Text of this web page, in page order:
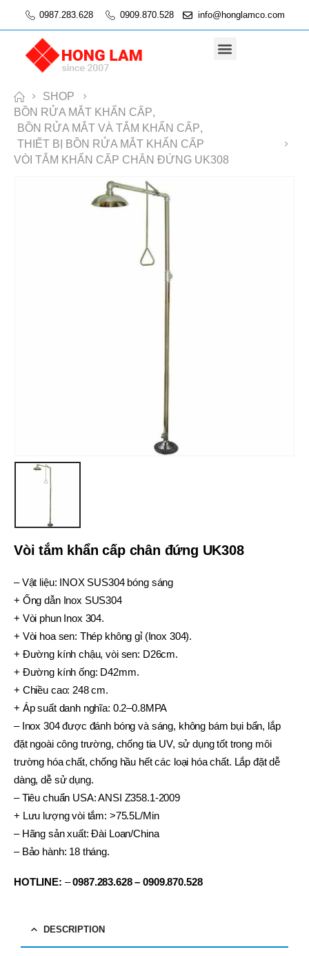
0987.283.628 0909.870.528 info@honglamco.com
SHOP
BỒN RỬA MẮT KHẨN CẤP,
BỒN RỬA MẮT VÀ TẮM KHẨN CẤP,
THIẾT BỊ BỒN RỬA MẮT KHẨN CẤP
VÒI TẮM KHẨN CẤP CHÂN ĐỨNG UK308
Vòi tắm khẩn cấp chân đứng UK308
– Vật liệu: INOX SUS304 bóng sáng
+ Ống dẫn Inox SUS304
+ Vòi phun Inox 304.
+ Vòi hoa sen: Thép không gỉ (Inox 304).
+ Đường kính chậu, vòi sen: D26cm.
+ Đường kính ống: D42mm.
+ Chiều cao: 248 cm.
+ Áp suất danh nghĩa: 0.2–0.8MPA
– Inox 304 được đánh bóng và sáng, không bám bụi bẩn, lắp
đặt ngoài công trường, chống tia UV, sử dụng tốt trong môi
trường hóa chất, chống hầu hết các loại hóa chất. Lắp đặt dễ
dàng, dễ sử dụng.
– Tiêu chuẩn USA: ANSI Z358.1-2009
+ Lưu lượng vòi tắm: >75.5L/Min
– Hãng sản xuất: Đài Loan/China
– Bảo hành: 18 tháng.
HOTLINE: –0987.283.628 – 0909.870.528
DESCRIPTION